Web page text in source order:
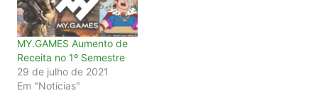
MY.GAMES Aumento de
Receita no 1º Semestre
29 de julho de 2021
Em "Notícias"